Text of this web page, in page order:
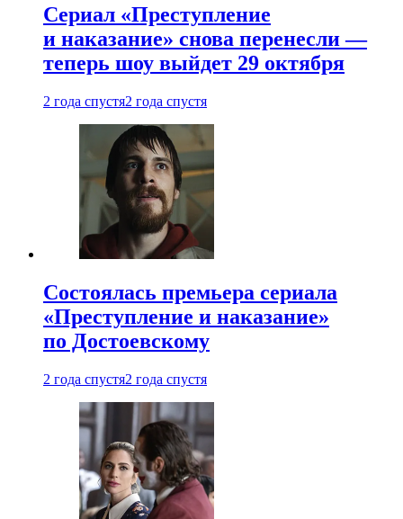
Сериал «Преступление
и наказание» снова перенесли —
теперь шоу выйдет 29 октября
2 года спустя2 года спустя
Состоялась премьера сериала
«Преступление и наказание»
по Достоевскому
2 года спустя2 года спустя